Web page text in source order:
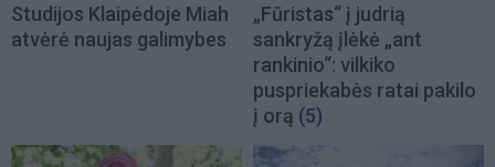
Studijos Klaipėdoje Miah
atvėrė naujas galimybes
„Fūristas“ į judrią
sankryžą įlėkė „ant
rankinio“: vilkiko
puspriekabės ratai pakilo
į orą (5)